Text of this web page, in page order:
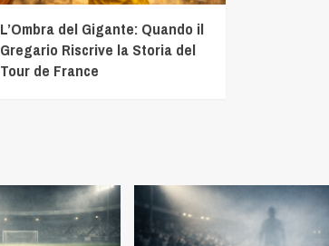
L’Ombra del Gigante: Quando il
Gregario Riscrive la Storia del
Tour de France